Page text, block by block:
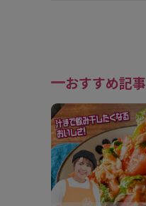
おすすめ記事